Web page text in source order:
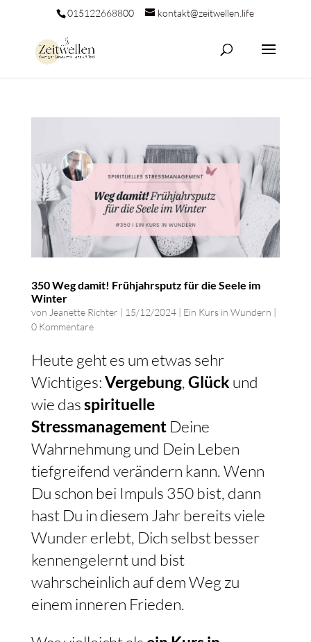
015122668800 kontakt@zeitwellen.life
350 Weg damit! Frühjahrsputz für die Seele im
Winter
von Jeanette Richter | 15/12/2024| Ein Kurs in Wundern |
0 Kommentare
Heute geht es um etwas sehr
Wichtiges:Vergebung, Glück und
wie dasspirituelle
StressmanagementDeine
Wahrnehmung und Dein Leben
tiefgreifend verändern kann. Wenn
Du schon bei Impuls 350 bist, dann
hast Du in diesem Jahr bereits viele
Wunder erlebt, Dich selbst besser
kennengelernt und bist
wahrscheinlich auf dem Weg zu
einem inneren Frieden.